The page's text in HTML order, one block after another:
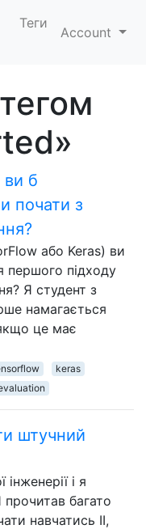
Теги
Account
ви б
почати з
або Keras) ви
першого підходу
Я студент з
намагається
це має
keras
штучний
і я
прочитав багато
навчатись ІІ,